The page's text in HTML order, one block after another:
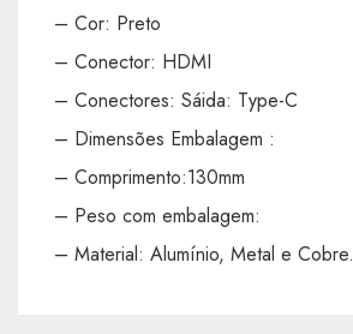
– Cor: Preto
– Conector: HDMI
– Conectores: Sáida: Type-C
– Dimensões Embalagem :
– Comprimento:130mm
– Peso com embalagem:
– Material: Alumínio, Metal e Cobre.